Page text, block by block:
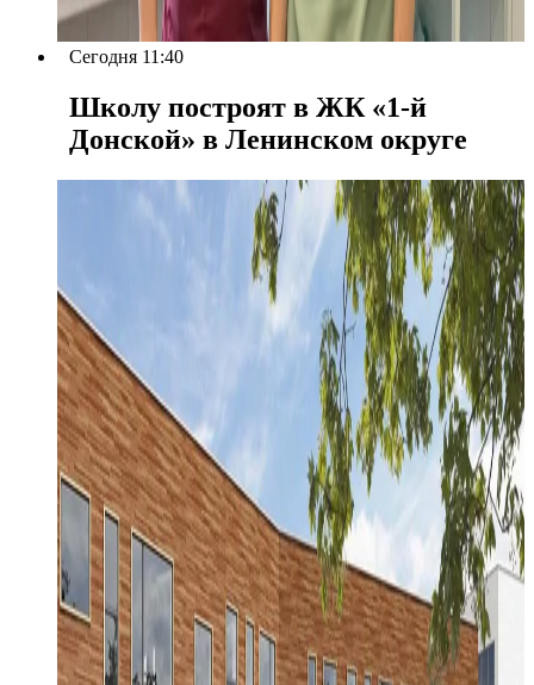
Сегодня 11:40
Школу построят в ЖК «1-й
Донской» в Ленинском округе